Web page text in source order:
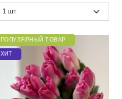
ПОПУЛЯРНЫЙ ТОВАР
ХИТ